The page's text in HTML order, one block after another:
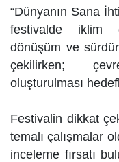
“Dünyanın Sana
festivalde iklim
dönüşüm ve
çekilirken;
oluşturulması
Festivalin dikkat
temalı çalışmalar
inceleme fırsatı